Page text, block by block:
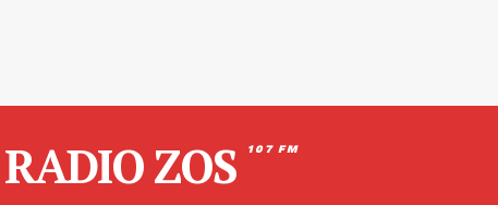
RADIO ZOS 107 FM